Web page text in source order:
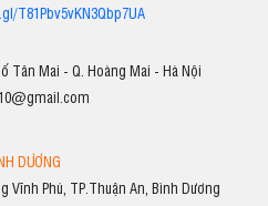
T81Pbv5vKN3Qbp7UA
Tân Mai - Q. Hoàng Mai - Hà Nội
DƯƠNG
Vĩnh Phú, TP.Thuận An, Bình Dương